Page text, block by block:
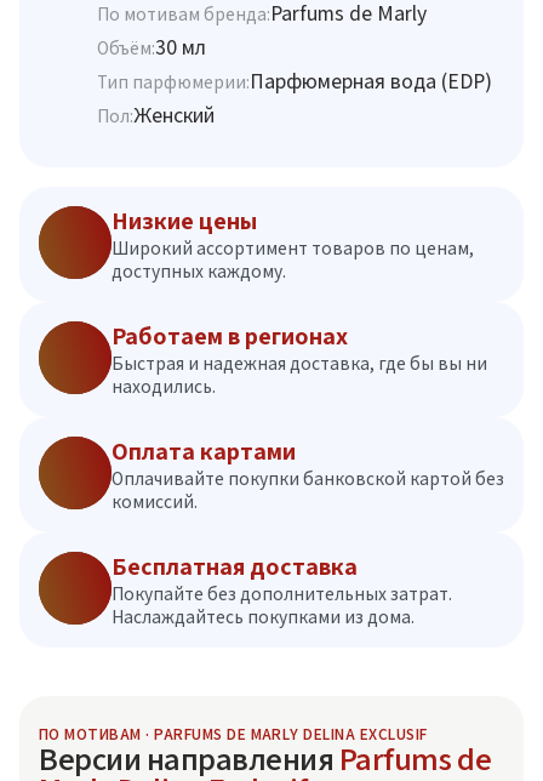
По мотивам бренда:Parfums de Marly
Объём:30 мл
Тип парфюмерии:Парфюмерная вода (EDP)
Пол:Женский
Низкие цены
Широкий ассортимент товаров по ценам,
доступных каждому.
Работаем в регионах
Быстрая и надежная доставка, где бы вы ни
находились.
Оплата картами
Оплачивайте покупки банковской картой без
комиссий.
Бесплатная доставка
Покупайте без дополнительных затрат.
Наслаждайтесь покупками из дома.
ПО МОТИВАМ · PARFUMS DE MARLY DELINA EXCLUSIF
Версии направления Parfums de